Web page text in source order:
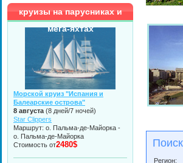
Регион:
круизы на парусниках и
мега-яхтах
Морской круиз "Испания и
Балеарские острова"
8 августа (8 дней/7 ночей)
Star Clippers
Маршрут: о. Пальма-де-Майорка -
о. Пальма-де-Майорка
Стоимость от2480$